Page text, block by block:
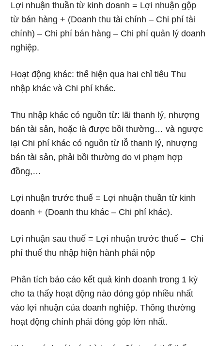
Lợi nhuận thuần từ kinh doanh = Lợi nhuận gộp
từ bán hàng + (Doanh thu tài chính – Chi phí tài
chính) – Chi phí bán hàng – Chi phí quản lý doanh
nghiệp.
Hoạt động khác: thể hiện qua hai chỉ tiêu Thu
nhập khác và Chi phí khác.
Thu nhập khác có nguồn từ: lãi thanh lý, nhượng
bán tài sản, hoặc là được bồi thường… và ngược
lại Chi phí khác có nguồn từ lỗ thanh lý, nhượng
bán tài sản, phải bồi thường do vi phạm hợp
đồng,…
Lợi nhuận trước thuế = Lợi nhuận thuần từ kinh
doanh + (Doanh thu khác – Chi phí khác).
Lợi nhuận sau thuế = Lợi nhuận trước thuế – Chi
phí thuế thu nhập hiện hành phải nộp
Phân tích báo cáo kết quả kinh doanh trong 1 kỳ
cho ta thấy hoạt động nào đóng góp nhiều nhất
vào lợi nhuận của doanh nghiệp. Thông thường
hoạt động chính phải đóng góp lớn nhất.